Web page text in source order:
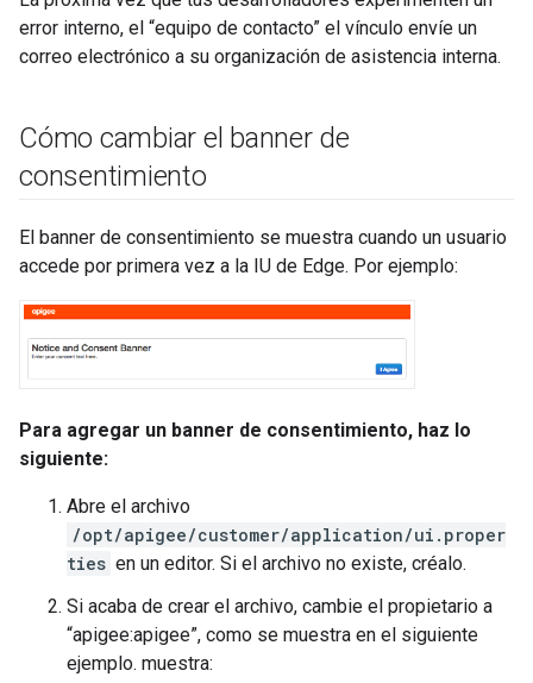
error interno, el “equipo de contacto” el vínculo envíe un
correo electrónico a su organización de asistencia interna.
Cómo cambiar el banner de
consentimiento
El banner de consentimiento se muestra cuando un usuario
accede por primera vez a la IU de Edge. Por ejemplo:
Para agregar un banner de consentimiento, haz lo
siguiente:
Abre el archivo
/opt/apigee/customer/application/ui.proper
ties en un editor. Si el archivo no existe, créalo.
Si acaba de crear el archivo, cambie el propietario a
“apigee:apigee”, como se muestra en el siguiente
ejemplo. muestra: